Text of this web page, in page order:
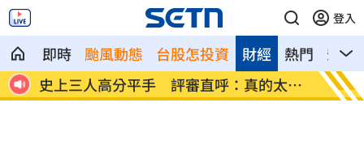
登入
即時 颱風動態 台股怎投資 熱門 影音
財經
酸 史上三人高分平手 評審直呼：真的太難
評
竊電
訴